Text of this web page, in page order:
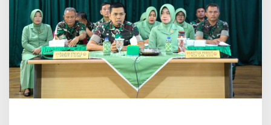
n
d
i
m
C
l
c